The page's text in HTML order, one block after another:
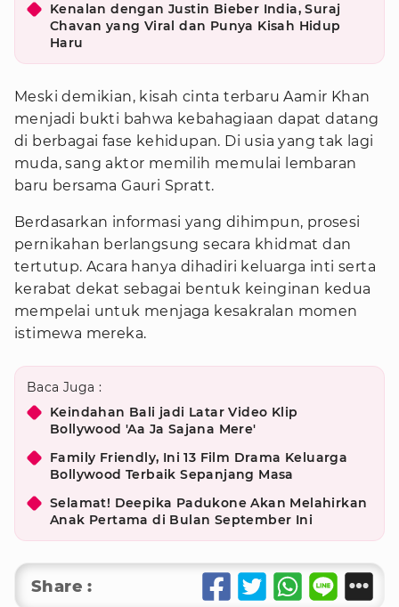
Kenalan dengan Justin Bieber India, Suraj
Chavan yang Viral dan Punya Kisah Hidup
Haru
Meski demikian, kisah cinta terbaru Aamir Khan
menjadi bukti bahwa kebahagiaan dapat datang
di berbagai fase kehidupan. Di usia yang tak lagi
muda, sang aktor memilih memulai lembaran
baru bersama Gauri Spratt.
Berdasarkan informasi yang dihimpun, prosesi
pernikahan berlangsung secara khidmat dan
tertutup. Acara hanya dihadiri keluarga inti serta
kerabat dekat sebagai bentuk keinginan kedua
mempelai untuk menjaga kesakralan momen
istimewa mereka.
Baca Juga :
Keindahan Bali jadi Latar Video Klip
Bollywood 'Aa Ja Sajana Mere'
Family Friendly, Ini 13 Film Drama Keluarga
Bollywood Terbaik Sepanjang Masa
Selamat! Deepika Padukone Akan Melahirkan
Anak Pertama di Bulan September Ini
Share :